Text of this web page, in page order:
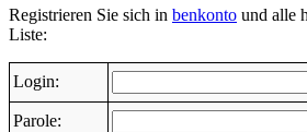
Registrieren Sie sich in benkonto und alle
Liste:
Login:
Parole: